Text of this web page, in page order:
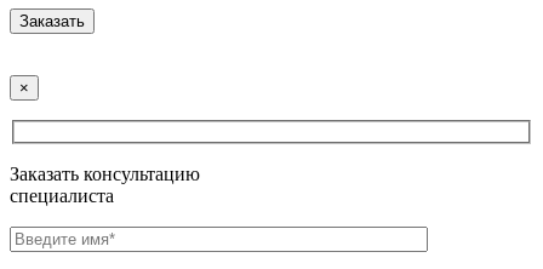
×
Заказать консультацию
специалиста